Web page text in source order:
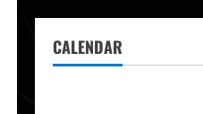
CALENDAR